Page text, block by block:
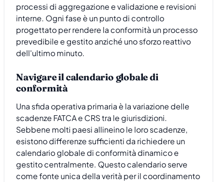
processi di aggregazione e validazione e revisioni
interne. Ogni fase è un punto di controllo
progettato per rendere la conformità un processo
prevedibile e gestito anziché uno sforzo reattivo
dell'ultimo minuto.
Navigare il calendario globale di
conformità
Una sfida operativa primaria è la variazione delle
scadenze FATCA e CRS tra le giurisdizioni.
Sebbene molti paesi allineino le loro scadenze,
esistono differenze sufficienti da richiedere un
calendario globale di conformità dinamico e
gestito centralmente. Questo calendario serve
come fonte unica della verità per il coordinamento